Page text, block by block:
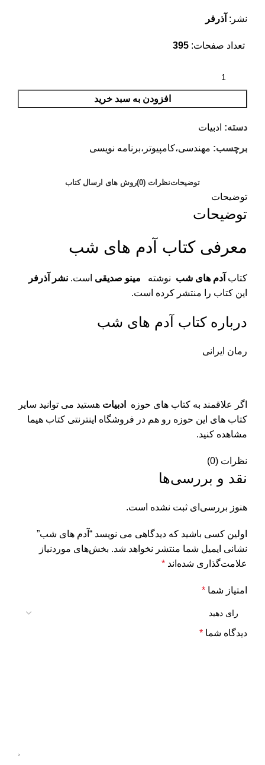
نشر: آذرفر
تعداد صفحات:
افزودن به سبد خرید
دسته: ادبیات
برچسب: مهندسی،کامپیوتر،برنامه نویسی
توضیحاتنظرات (0) روش های ارسال کتاب
توضیحات
توضیحات
معرفی کتاب آدم های شب
کتاب آدم های شب نوشته ‌مینو صدیقی است. نشر آذرفر
این کتاب را منتشر کرده است.
درباره کتاب آدم های شب
رمان ایرانی
اگر علاقمند به کتاب های حوزه ادبیات هستید می توانید سایر
کتاب های این حوزه رو هم در فروشگاه اینترنتی کتاب هیما
مشاهده کنید.
نظرات (0)
نقد و بررسی‌ها
هنوز بررسی‌ای ثبت نشده است.
اولین کسی باشید که دیدگاهی می نویسد “آدم های شب”
نشانی ایمیل شما منتشر نخواهد شد. بخش‌های موردنیاز
علامت‌گذاری شده‌اند *
امتیاز شما *
دیدگاه شما *